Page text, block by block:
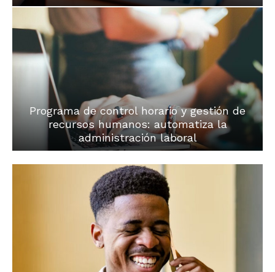
Programa de control horario y gestión de
recursos humanos: automatiza la
administración laboral